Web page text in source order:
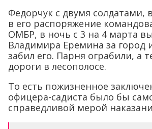
Федорчук с двумя
в его распоряжение
ОМБР, в ночь с 3 на 4 марта
Владимира Еремина за город
забил его. Парня ограбили, а
дороги в лесополосе.
То есть пожизненное
офицера-садиста было бы
справедливой мерой